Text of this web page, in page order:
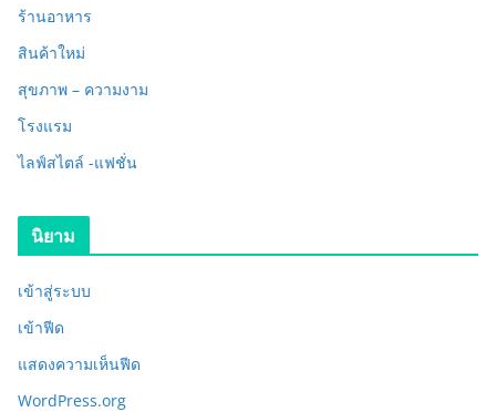
ร้านอาหาร
สินค้าใหม่
สุขภาพ – ความงาม
โรงแรม
ไลฟ์สไตล์ -แฟชั่น
นิยาม
เข้าสู่ระบบ
เข้าฟีด
แสดงความเห็นฟีด
WordPress.org